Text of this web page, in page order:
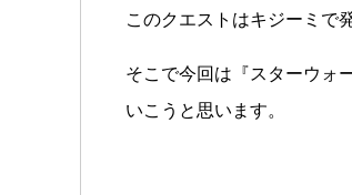
このクエストはキジーミで
そこで今回は『スターウォ
いこうと思います。